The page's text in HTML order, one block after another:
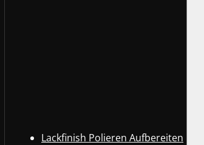
Lackfinish Polieren Aufbereiten